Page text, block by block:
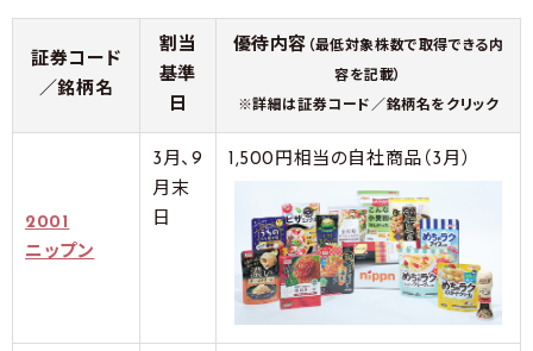
証券コード
／銘柄名
割当
基準
日
優待内容 （最低対象株数で取得できる内
容を記載）
※詳細は証券コード／銘柄名をクリック
2001
ニップン
3月、9
月末
日
1,500円相当の自社商品（3月）